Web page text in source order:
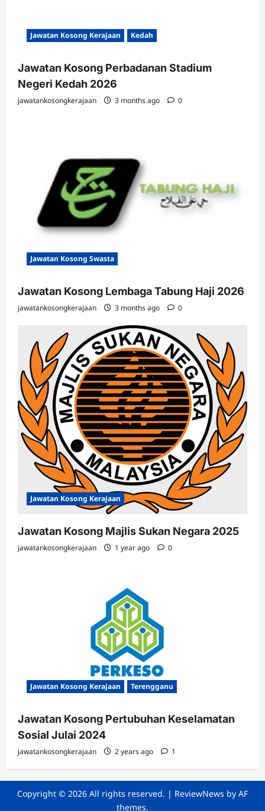
Jawatan Kosong Kerajaan Kedah
Jawatan Kosong Perbadanan Stadium
Negeri Kedah 2026
jawatankosongkerajaan 3 months ago 0
Jawatan Kosong Swasta
Jawatan Kosong Lembaga Tabung Haji 2026
jawatankosongkerajaan 3 months ago 0
Jawatan Kosong Kerajaan
Jawatan Kosong Majlis Sukan Negara 2025
jawatankosongkerajaan 1 year ago 0
Jawatan Kosong Kerajaan Terengganu
Jawatan Kosong Pertubuhan Keselamatan
Sosial Julai 2024
jawatankosongkerajaan 2 years ago 1
Copyright © 2026 All rights reserved. | ReviewNews by AF
themes.